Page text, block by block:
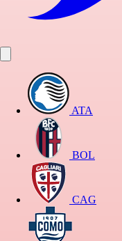
ATA
BOL
CAG